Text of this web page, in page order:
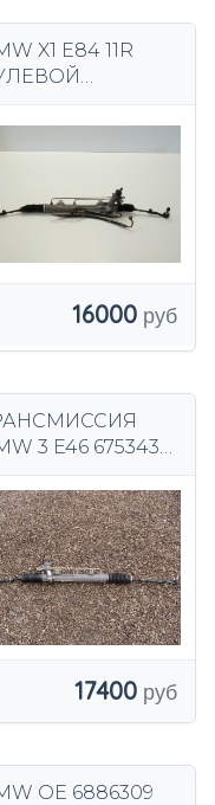
X1 E84 11R
6763807
16000
3 E46 6753438
17400
OE 6886309